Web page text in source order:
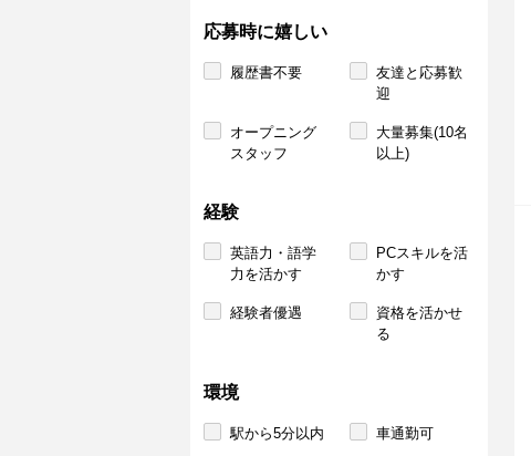
応募時に嬉しい
履歴書不要
友達と応募歓
迎
オープニング
スタッフ
大量募集(10名
以上)
経験
英語力・語学
力を活かす
PCスキルを活
かす
経験者優遇
資格を活かせ
る
環境
駅から5分以内 車通勤可